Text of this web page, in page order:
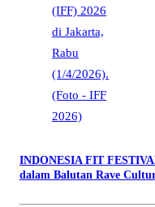
INDONESIA FIT
dalam Balutan Rave